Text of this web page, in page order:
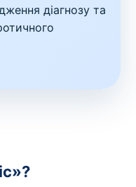
діагнозу та